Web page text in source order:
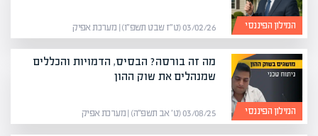
המילון הפיננסי 03/02/26 (ט״ז שבט תשפ״ו) | מערכת אפיק
המילון הפיננסי
מה זה בורסה? הבסיס, הדמויות והכללים
שמנהלים את שוק ההון
03/08/25 (ט׳ אב תשפ״ה) | מערכת אפיק